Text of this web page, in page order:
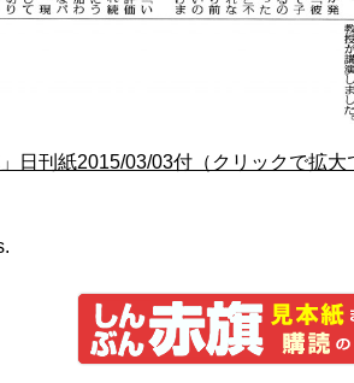
」日刊紙2015/03/03付（クリックで拡